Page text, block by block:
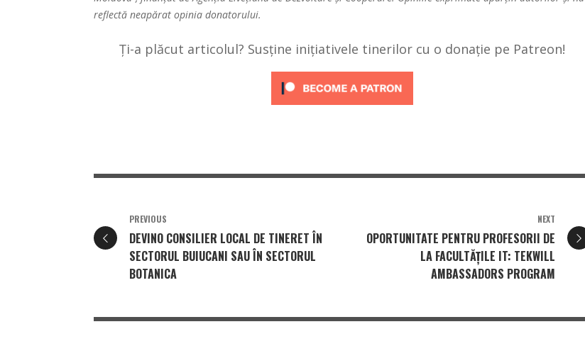
reflectă neapărat opinia donatorului.
Ți-a plăcut articolul? Susține inițiativele tinerilor cu o donație pe Patreon!
PREVIOUS
DEVINO CONSILIER LOCAL DE TINERET ÎN
SECTORUL BUIUCANI SAU ÎN SECTORUL
BOTANICA
NEXT
OPORTUNITATE PENTRU PROFESORII DE
LA FACULTĂȚILE IT: TEKWILL
AMBASSADORS PROGRAM